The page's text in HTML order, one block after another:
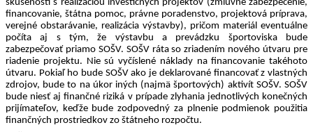
skúsenosti s realizáciou investičných projektov (zmluvné zabezpečenie,
financovanie, štátna pomoc, právne poradenstvo, projektová príprava,
verejné obstarávanie, realizácia výstavby), pričom materiál eventuálne
počíta aj s tým, že výstavbu a prevádzku športoviska bude
zabezpečovať priamo SOŠV. SOŠV ráta so zriadením nového útvaru pre
riadenie projektu. Nie sú vyčíslené náklady na financovanie takéhoto
útvaru. Pokiaľ ho bude SOŠV ako je deklarované financovať z vlastných
zdrojov, bude to na úkor iných (najmä športových) aktivít SOŠV. SOŠV
bude niesť aj finančné riziká v prípade zlyhania jednotlivých konečných
prijímateľov, keďže bude zodpovedný za plnenie podmienok použitia
finančných prostriedkov zo štátneho rozpočtu.